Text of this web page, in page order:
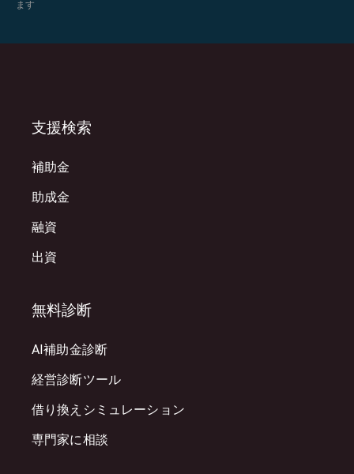
ます
支援検索
補助金
助成金
融資
出資
無料診断
AI補助金診断
経営診断ツール
借り換えシミュレーション
専門家に相談